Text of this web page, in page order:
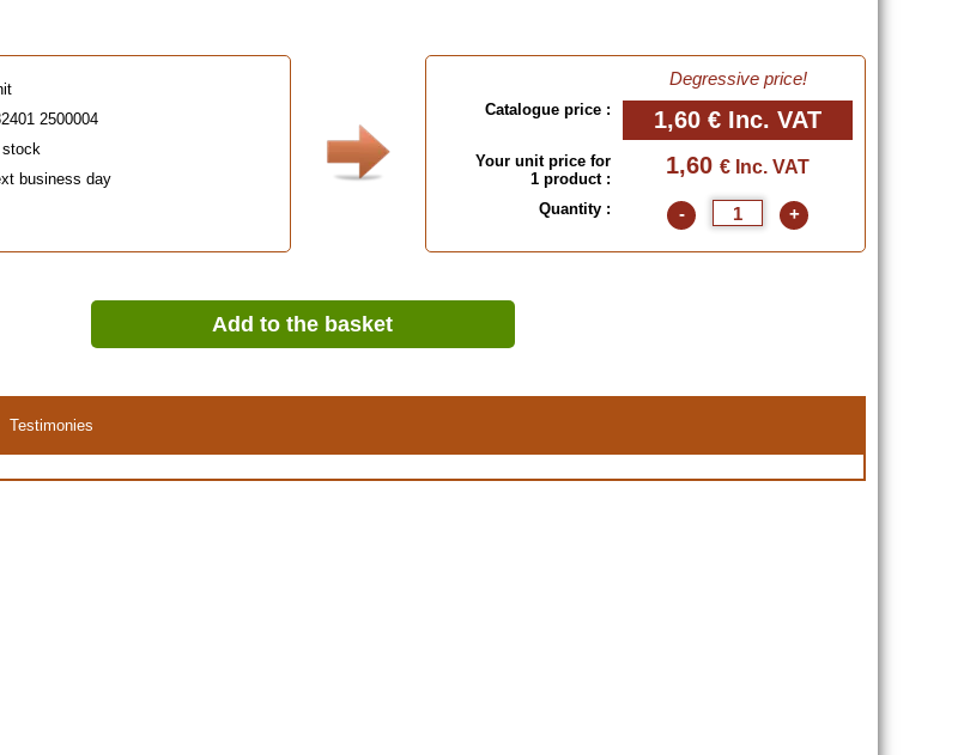
2500004
stock
business day
Degressive price!
Catalogue price : 1,60 € Inc. VAT
Your unit price for
1 product :
1,60 € Inc. VAT
Quantity : - +
Add to the basket
Testimonies